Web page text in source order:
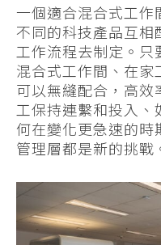
一個適合混合式工作
不同的科技產品互相
工作流程去制定。
混合式工作間、在
可以無縫配合，高效
工保持連繫和投入、
何在變化更急速的
管理層都是新的挑戰